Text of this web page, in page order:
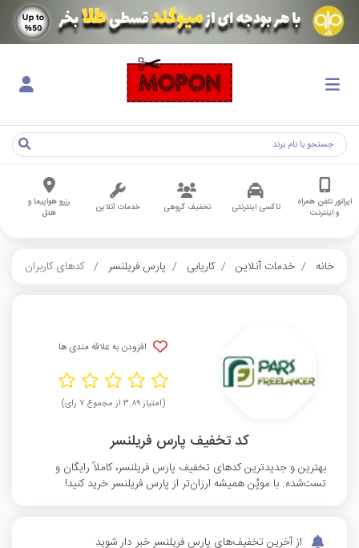
اپراتور تلفن همراه
و اینترنت
تاکسی اینترنتی تخفیف گروهی خدمات آنلاین
رزرو هواپیما و
هتل
خانه خدمات آنلاین کاریابی پارس فریلنسر کدهای کاربران
افزودن به علاقه مندی ها
(امتیاز ۳.۸۹ از مجموع ۷ رای)
کد تخفیف پارس فریلنسر
بهترین و جدیدترین کدهای تخفیف پارس فریلنسر، کاملاً رایگان و
تست‌شده. با موپُن همیشه ارزان‌تر از پارس فریلنسر خرید کنید!
از آخرین تخفیف‌های پارس فریلنسر خبر دار شوید